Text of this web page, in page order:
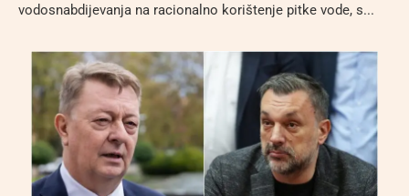
vodosnabdijevanja na racionalno korištenje pitke vode, s...